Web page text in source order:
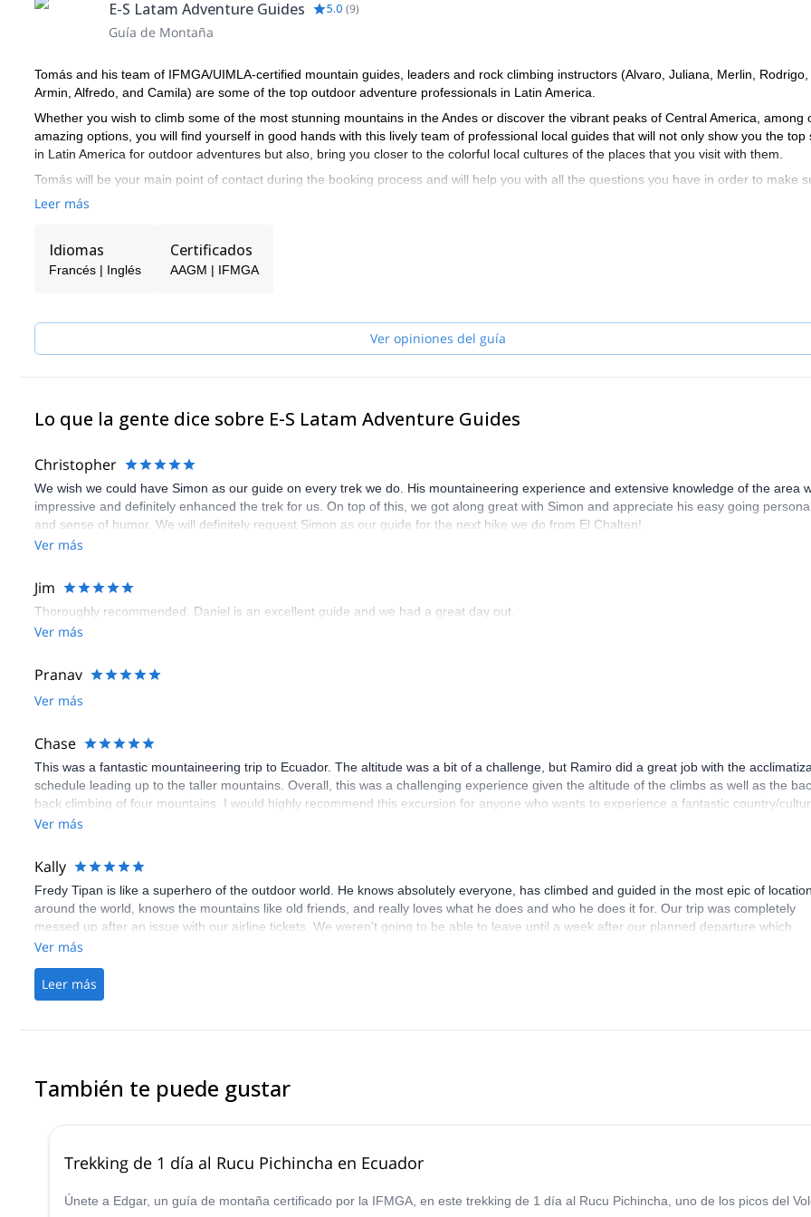
E-S Latam Adventure Guides 5.0 (9)
Guía de Montaña
Tomás and his team of IFMGA/UIMLA-certified mountain guides, leaders and rock climbing instructors (Alvaro, Juliana, Merlin, Rodrigo,
Armin, Alfredo, and Camila) are some of the top outdoor adventure professionals in Latin America.
Whether you wish to climb some of the most stunning mountains in the Andes or discover the vibrant peaks of Central America, among
amazing options, you will find yourself in good hands with this lively team of professional local guides that will not only show you the top
in Latin America for outdoor adventures but also, bring you closer to the colorful local cultures of the places that you visit with them.
Tomás will be your main point of contact during the booking process and will help you with all the questions you have in order to make
you receive the best possible guiding service.
Leer más
Idiomas
Francés | Inglés
Certificados
AAGM | IFMGA
Ver opiniones del guía
Lo que la gente dice sobre E-S Latam Adventure Guides
Christopher
We wish we could have Simon as our guide on every trek we do. His mountaineering experience and extensive knowledge of the area
impressive and definitely enhanced the trek for us. On top of this, we got along great with Simon and appreciate his easy going
and sense of humor. We will definitely request Simon as our guide for the next hike we do from El Chalten!
Ver más
Jim
Thoroughly recommended. Daniel is an excellent guide and we had a great day out.
Ver más
Pranav
Ver más
Chase
This was a fantastic mountaineering trip to Ecuador. The altitude was a bit of a challenge, but Ramiro did a great job with the
schedule leading up to the taller mountains. Overall, this was a challenging experience given the altitude of the climbs as well as the
back climbing of four mountains. I would highly recommend this excursion for anyone who wants to experience a fantastic country/
well as someone who wants to gain some nice experience mountaineering!
Ver más
Kally
Fredy Tipan is like a superhero of the outdoor world. He knows absolutely everyone, has climbed and guided in the most epic of
around the world, knows the mountains like old friends, and really loves what he does and who he does it for. Our trip was completely
messed up after an issue with our airline tickets. We weren't going to be able to leave until a week after our planned departure which
jeopardized our entire trek with Fredy. We didn't expect him to take any sort of responsibility in replanning as it was our mistake that
without cutting the days down and without changing the cost. He is a class act and an incredible guide and I'd say my husband and I both
consider him a friend as well. We will definitely be booking another trip with Fredy Tipan and recommend him to anyone looking for the
Ver más
Leer más
También te puede gustar
Trekking de 1 día al Rucu Pichincha en Ecuador
Únete a Edgar, un guía de montaña certificado por la IFMGA, en este trekking de 1 día al Rucu Pichincha, uno de los picos del